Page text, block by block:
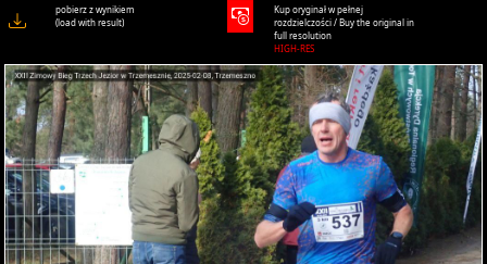
pobierz z wynikiem
(load with result)
Kup oryginał w pełnej
rozdzielczości / Buy the original in
full resolution
HIGH-RES